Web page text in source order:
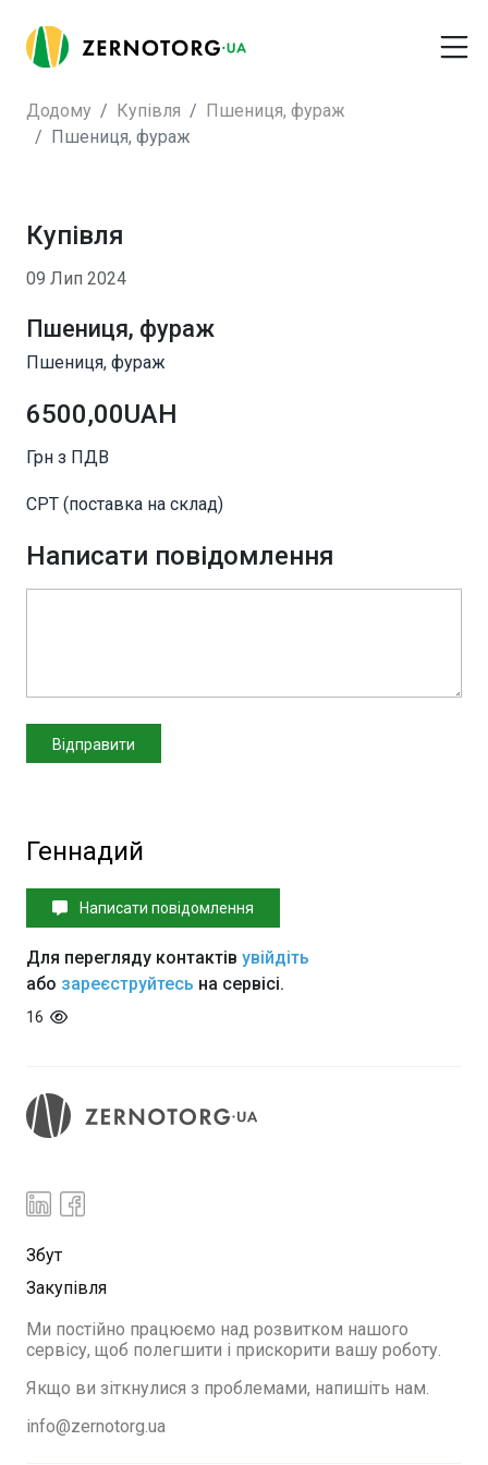
Додому Купівля
Пшениця, фураж
Пшениця, фураж
Купівля
09 Лип 2024
Пшениця, фураж
Пшениця, фураж
6500,00UAH
Грн з ПДВ
CPT (поставка на склад)
Написати повідомлення
Геннадий
Написати повідомлення
Для перегляду контактів увійдіть
або зареєструйтесь на сервісі.
16
Збут
Закупівля
Ми постійно працюємо над розвитком нашого
сервісу, щоб полегшити і прискорити вашу роботу.
Якщо ви зіткнулися з проблемами, напишіть нам.
info@zernotorg.ua